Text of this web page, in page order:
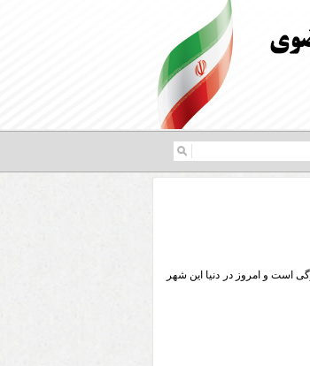
است و امروز در دنیا این شهر